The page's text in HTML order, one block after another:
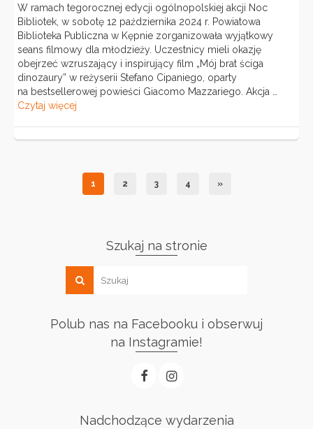
W ramach tegorocznej edycji ogólnopolskiej akcji Noc
Bibliotek, w sobotę 12 października 2024 r. Powiatowa
Biblioteka Publiczna w Kępnie zorganizowała wyjątkowy
seans filmowy dla młodzieży. Uczestnicy mieli okazję
obejrzeć wzruszający i inspirujący film „Mój brat ściga
dinozaury” w reżyserii Stefano Cipaniego, oparty
na bestsellerowej powieści Giacomo Mazzariego. Akcja …
Czytaj więcej
1 2 3 4 »
Szukaj na stronie
Polub nas na Facebooku i obserwuj
na Instagramie!
Nadchodzące wydarzenia